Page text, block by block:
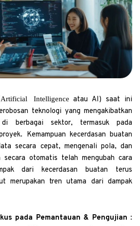
Artificial Intelligence atau AI) saat ini
teknologi yang mengakibatkan
berbagai sektor, termasuk pada
Kemampuan kecerdasan buatan
secara cepat, mengenali pola, dan
secara otomatis telah mengubah cara
dari kecerdasan buatan terus
merupakan tren utama dari dampak
pada Pemantauan & Pengujian :